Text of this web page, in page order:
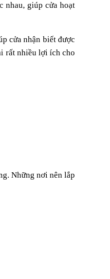
nhau, giúp cửa hoạt
cửa nhận biết được
rất nhiều lợi ích cho
Những nơi nên lắp